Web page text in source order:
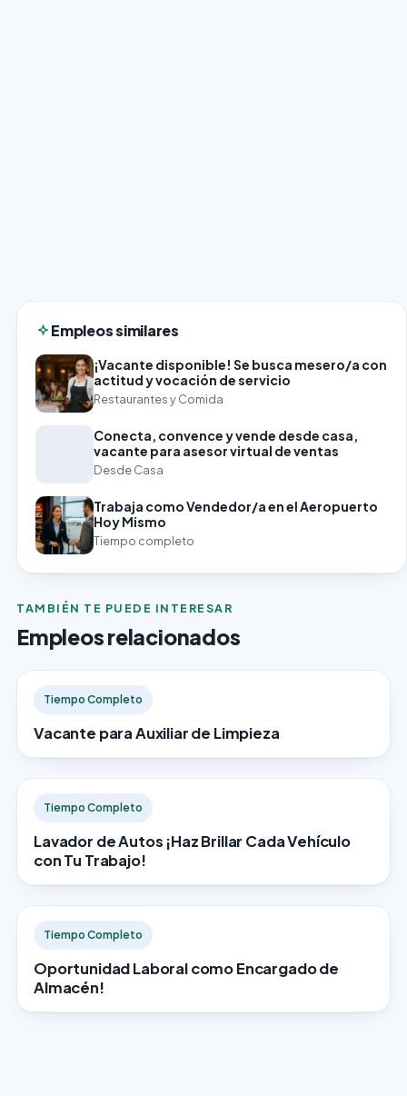
Empleos similares
¡Vacante disponible! Se busca mesero/a con
actitud y vocación de servicio
Restaurantes y Comida
Conecta, convence y vende desde casa,
vacante para asesor virtual de ventas
Desde Casa
Trabaja como Vendedor/a en el Aeropuerto
Hoy Mismo
Tiempo completo
TAMBIÉN TE PUEDE INTERESAR
Empleos relacionados
Tiempo Completo
Vacante para Auxiliar de Limpieza
Tiempo Completo
Lavador de Autos ¡Haz Brillar Cada Vehículo
con Tu Trabajo!
Tiempo Completo
Oportunidad Laboral como Encargado de
Almacén!